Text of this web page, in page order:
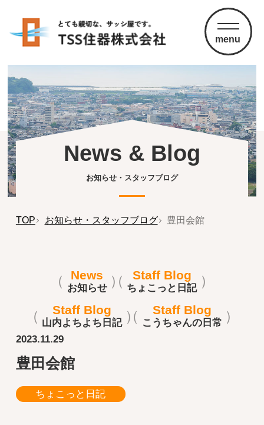
menu
News & Blog
お知らせ・スタッフブログ
TOP お知らせ・スタッフブログ 豊田会館
News
お知らせ
Staff Blog
ちょこっと日記
Staff Blog
山内よちよち日記
Staff Blog
こうちゃんの日常
2023.11.29
豊田会館
ちょこっと日記